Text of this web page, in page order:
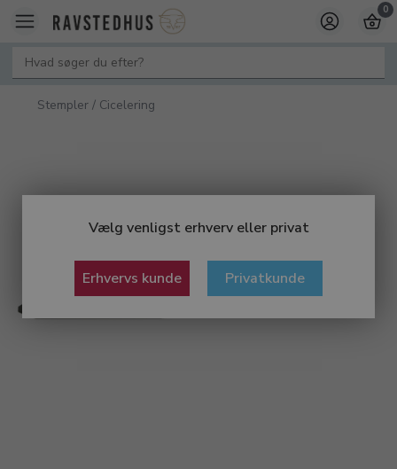
Vælg venligst erhverv eller privat
Erhvervs kunde Privatkunde
0
Stempler / Cicelering